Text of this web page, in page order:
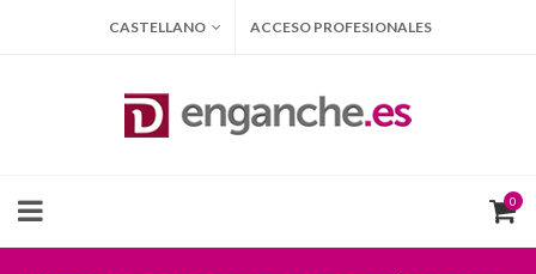
CASTELLANO ACCESO PROFESIONALES
0